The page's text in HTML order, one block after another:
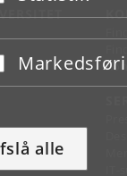
Acceptér eller afslå
alle